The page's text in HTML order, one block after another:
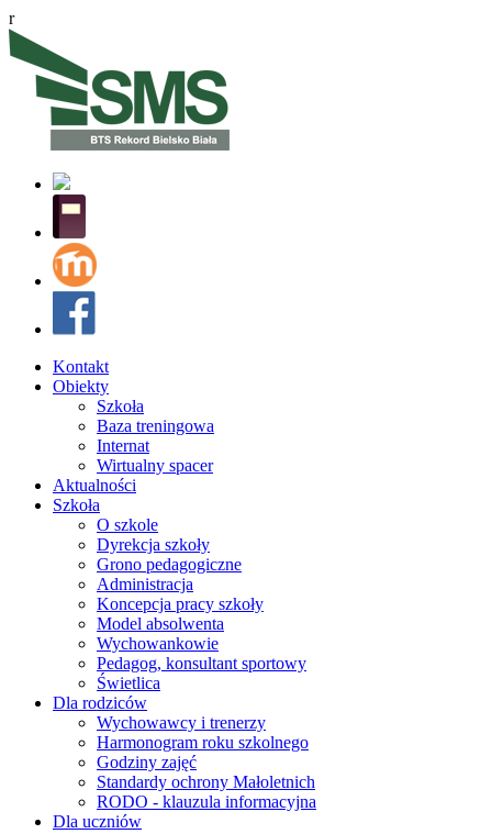
r
Kontakt
Obiekty
Szkoła
Baza treningowa
Internat
Wirtualny spacer
Aktualności
Szkoła
O szkole
Dyrekcja szkoły
Grono pedagogiczne
Administracja
Koncepcja pracy szkoły
Model absolwenta
Wychowankowie
Pedagog, konsultant sportowy
Świetlica
Dla rodziców
Wychowawcy i trenerzy
Harmonogram roku szkolnego
Godziny zajęć
Standardy ochrony Małoletnich
RODO - klauzula informacyjna
Dla uczniów